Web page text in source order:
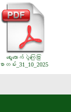
ရွေးကောက်ပွဲကြေငြာ
စာတမ်း_31_10_2025